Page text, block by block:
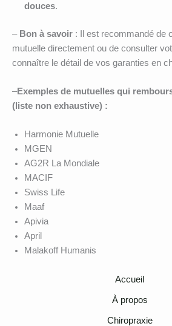
douces.
– Bon à savoir : Il est recommandé de
mutuelle directement ou de consulter
connaître le détail de vos garanties en
–Exemples de mutuelles qui
(liste non exhaustive) :
Harmonie Mutuelle
MGEN
AG2R La Mondiale
MACIF
Swiss Life
Maaf
Apivia
April
Malakoff Humanis
Accueil
À propos
Chiropraxie